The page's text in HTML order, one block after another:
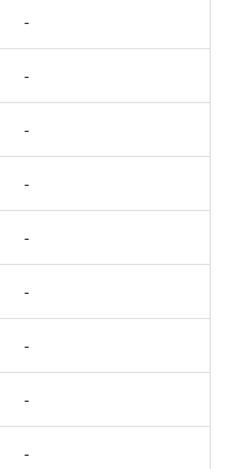
-
-
-
-
-
-
-
-
-